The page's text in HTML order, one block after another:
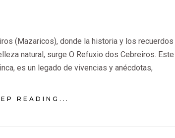
(Mazaricos), donde la historia y los recuerdos
natural, surge O Refuxio dos Cebreiros. Este
es un legado de vivencias y anécdotas,
READING...